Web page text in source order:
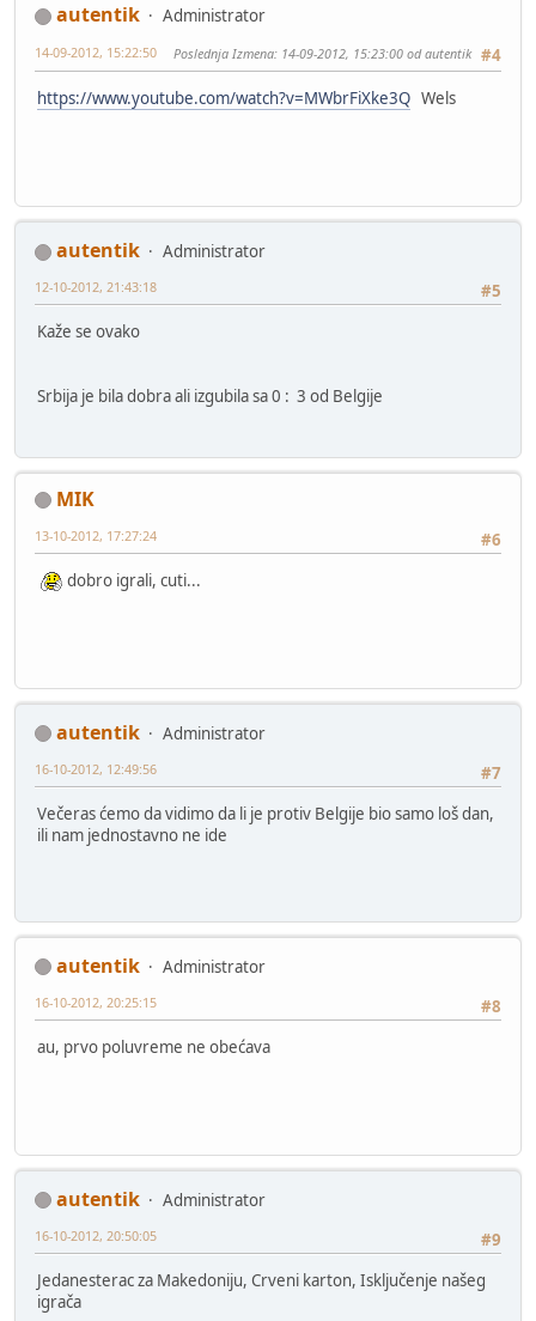
autentik
Administrator
#4
14-09-2012, 15:22:50 Poslednja Izmena: 14-09-2012, 15:23:00 od autentik
https://www.youtube.com/watch?v=MWbrFiXke3Q Wels
autentik
Administrator
#5
12-10-2012, 21:43:18
Kaže se ovako
Srbija je bila dobra ali izgubila sa 0 : 3 od Belgije
MIK
#6
13-10-2012, 17:27:24
dobro igrali, cuti...
autentik
Administrator
#7
16-10-2012, 12:49:56
Večeras ćemo da vidimo da li je protiv Belgije bio samo loš dan,
ili nam jednostavno ne ide
autentik
Administrator
#8
16-10-2012, 20:25:15
au, prvo poluvreme ne obećava
autentik
Administrator
#9
16-10-2012, 20:50:05
Jedanesterac za Makedoniju, Crveni karton, Isključenje našeg
igrača